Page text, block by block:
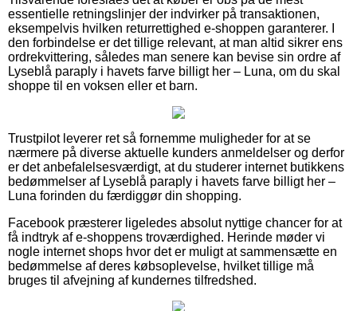
essentielle retningslinjer der indvirker på transaktionen,
eksempelvis hvilken returrettighed e-shoppen garanterer. I
den forbindelse er det tillige relevant, at man altid sikrer ens
ordrekvittering, således man senere kan bevise sin ordre af
Lyseblå paraply i havets farve billigt her – Luna, om du skal
shoppe til en voksen eller et barn.
Trustpilot leverer ret så fornemme muligheder for at se
nærmere på diverse aktuelle kunders anmeldelser og derfor
er det anbefalelsesværdigt, at du studerer internet butikkens
bedømmelser af Lyseblå paraply i havets farve billigt her –
Luna forinden du færdiggør din shopping.
Facebook præsterer ligeledes absolut nyttige chancer for at
få indtryk af e-shoppens troværdighed. Herinde møder vi
nogle internet shops hvor det er muligt at sammensætte en
bedømmelse af deres købsoplevelse, hvilket tillige må
bruges til afvejning af kundernes tilfredshed.